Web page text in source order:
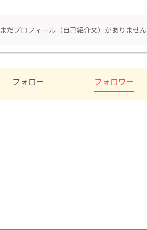
まだプロフィール（自己紹介文）がありません
フォロー フォロワー